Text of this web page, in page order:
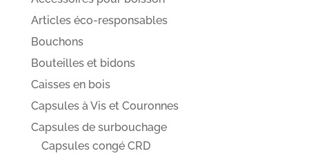
Articles éco-responsables
Bouchons
Bouteilles et bidons
Caisses en bois
Capsules à Vis et Couronnes
Capsules de surbouchage
Capsules congé CRD